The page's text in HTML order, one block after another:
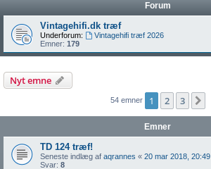
Forum
Vintagehifi.dk træf
Underforum:
Vintagehifi træf 2026
Emner: 179
Nyt emne
54 emner 1 2 3
Emner
TD 124 træf!
Seneste indlæg af aqrannes « 20 mar 2018, 20:49
Svar: 8